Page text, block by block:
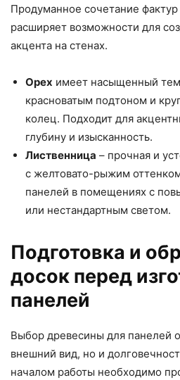
Продуманное сочетание
расширяет возможности для
акцента на стенах.
Орех имеет насыщенный
красноватым подтоном и
колец. Подходит для
глубину и изысканность.
Лиственница – прочная и
с желтовато-рыжим
панелей в помещениях с
или нестандартным светом.
Подготовка и
досок перед
панелей
Выбор древесины для панелей
внешний вид, но и
началом работы необходимо